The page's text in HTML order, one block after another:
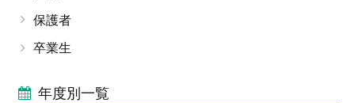
保護者
卒業生
年度別一覧